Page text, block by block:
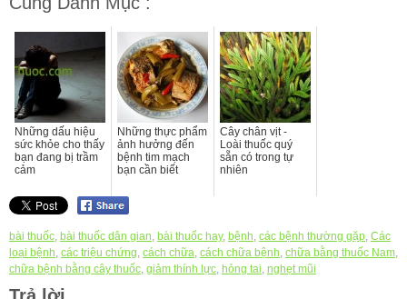
Những dấu hiệu
sức khỏe cho thấy
bạn đang bị trầm
cảm
Những thực phẩm
ảnh hưởng đến
bệnh tim mạch
bạn cần biết
Cây chân vịt -
Loài thuốc quý
sẵn có trong tự
nhiên
bài thuốc, bài thuốc dân gian, bài thuốc hay, bệnh, các bệnh thường gặp, Các
loại bệnh, các triệu chứng, cách chữa, cách chữa bệnh, chữa bằng thuốc Nam,
chữa bệnh bằng cây thuốc, giảm thính lực, hỏng tai, nghẹt mũi